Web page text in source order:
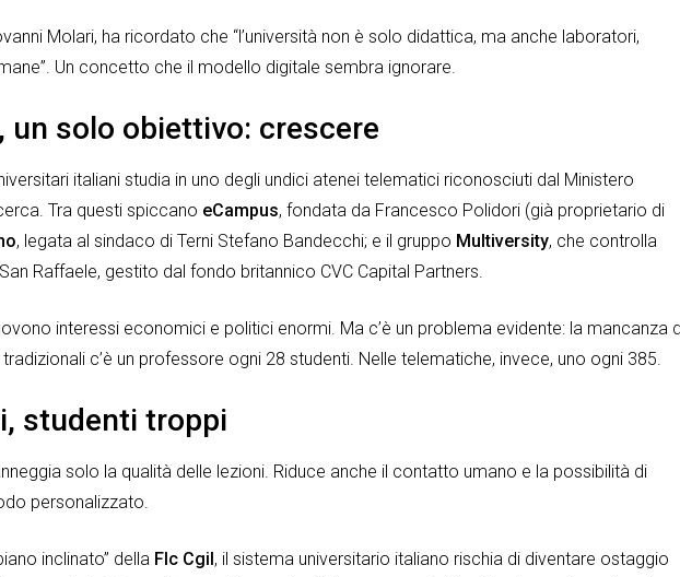
Molari, ha ricordato che “l’università non è solo didattica, ma anche laboratori,
Un concetto che il modello digitale sembra ignorare.
un solo obiettivo: crescere
italiani studia in uno degli undici atenei telematici riconosciuti dal Ministero
Tra questi spiccano eCampus, fondata da Francesco Polidori (già proprietario di
, legata al sindaco di Terni Stefano Bandecchi; e il gruppo Multiversity, che controlla
Raffaele, gestito dal fondo britannico CVC Capital Partners.
interessi economici e politici enormi. Ma c’è un problema evidente: la mancanza
c’è un professore ogni 28 studenti. Nelle telematiche, invece, uno ogni 385.
studenti troppi
solo la qualità delle lezioni. Riduce anche il contatto umano e la possibilità di
personalizzato.
inclinato” della Flc Cgil, il sistema universitario italiano rischia di diventare ostaggio